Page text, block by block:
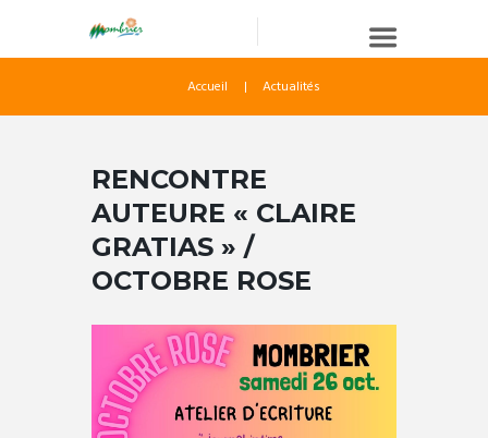
Accueil Actualités
RENCONTRE
AUTEURE « CLAIRE
GRATIAS » /
OCTOBRE ROSE